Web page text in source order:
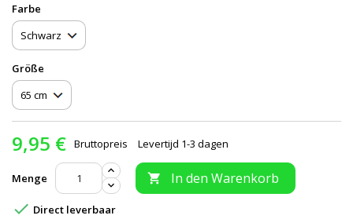
Farbe
Größe
9,95 € Bruttopreis Levertijd 1-3 dagen
Menge  In den Warenkorb
 Direct leverbaar